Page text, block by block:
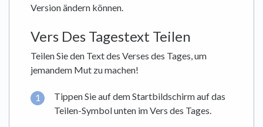
Version ändern können.
Vers Des Tagestext Teilen
Teilen Sie den Text des Verses des Tages, um
jemandem Mut zu machen!
Tippen Sie auf dem Startbildschirm auf das
Teilen-Symbol unten im Vers des Tages.